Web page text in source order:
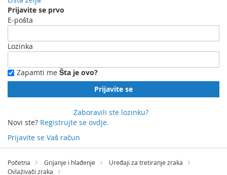
Prijavite se prvo
E-pošta
Lozinka
Zapamti me Šta je ovo?
Prijavite se
Zaboravili ste lozinku?
Novi ste? Registrujte se ovdje.
Prijavite se Vaš račun
Preskočite
sadržaj
Početna Grijanje i hlađenje
Uređaji za tretiranje zraka
Ovlaživači zraka